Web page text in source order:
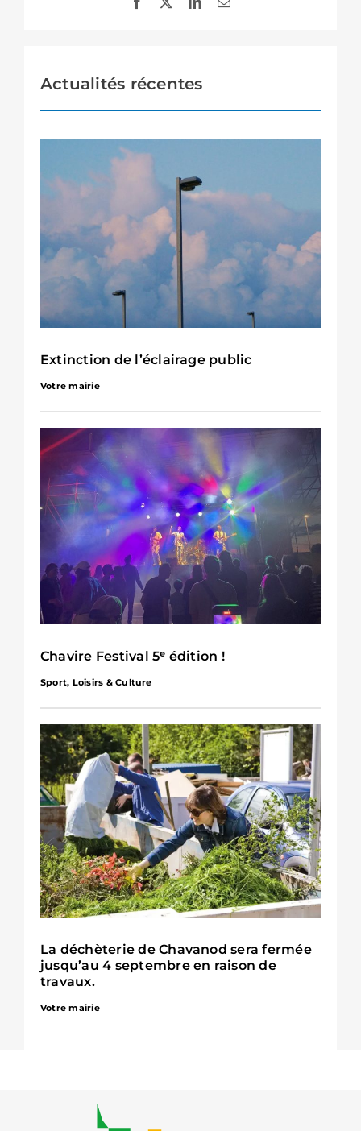
Actualités récentes
Extinction de l’éclairage public
Votre mairie
Chavire Festival 5ᵉ édition !
Sport, Loisirs & Culture
La déchèterie de Chavanod sera fermée
jusqu’au 4 septembre en raison de
travaux.
Votre mairie